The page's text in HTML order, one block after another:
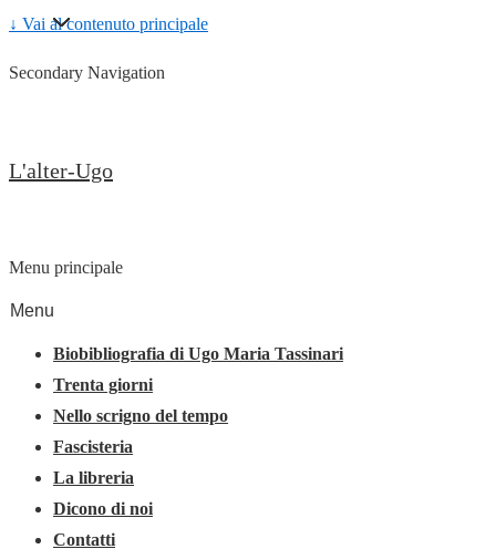
↓ Vai al contenuto principale
Secondary Navigation
L'alter-Ugo
Menu principale
Menu
Biobibliografia di Ugo Maria Tassinari
Trenta giorni
Nello scrigno del tempo
Fascisteria
La libreria
Dicono di noi
Contatti